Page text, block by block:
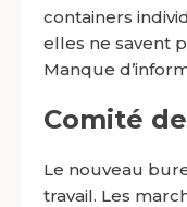
containers
elles ne savent
Manque
Comité
Le nouveau
travail. Les